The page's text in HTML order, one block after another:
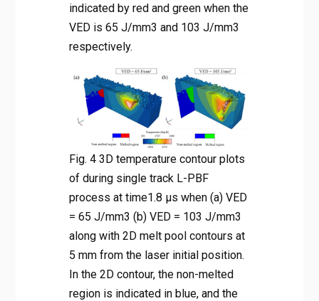
indicated by red and green when the
VED is 65 J/mm3 and 103 J/mm3
respectively.
Fig. 4 3D temperature contour plots
of during single track L-PBF
process at time1.8 µs when (a) VED
= 65 J/mm3 (b) VED = 103 J/mm3
along with 2D melt pool contours at
5 mm from the laser initial position.
In the 2D contour, the non-melted
region is indicated in blue, and the